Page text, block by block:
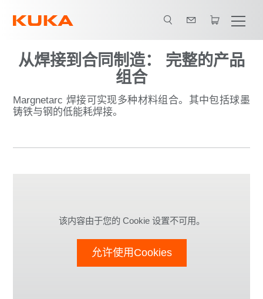
从焊接到合同制造： 完整的产品
组合
Margnetarc 焊接可实现多种材料组合。其中包括球墨
铸铁与钢的低能耗焊接。
该内容由于您的 Cookie 设置不可用。
允许使用Cookies